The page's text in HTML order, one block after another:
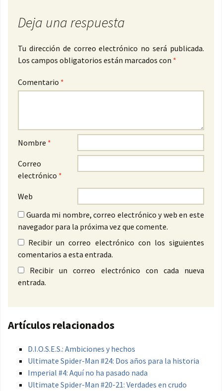
Deja una respuesta
Tu dirección de correo electrónico no será publicada.
Los campos obligatorios están marcados con *
Comentario *
Nombre *
Correo
electrónico *
Web
Guarda mi nombre, correo electrónico y web en este
navegador para la próxima vez que comente.
Recibir un correo electrónico con los siguientes
comentarios a esta entrada.
Recibir un correo electrónico con cada nueva
entrada.
Artículos relacionados
D.I.O.S.E.S.: Ambiciones y hechos
Ultimate Spider-Man #24: Dos años para la historia
Imperial #4: Aquí no ha pasado nada
Ultimate Spider-Man #20-21: Verdades en crudo